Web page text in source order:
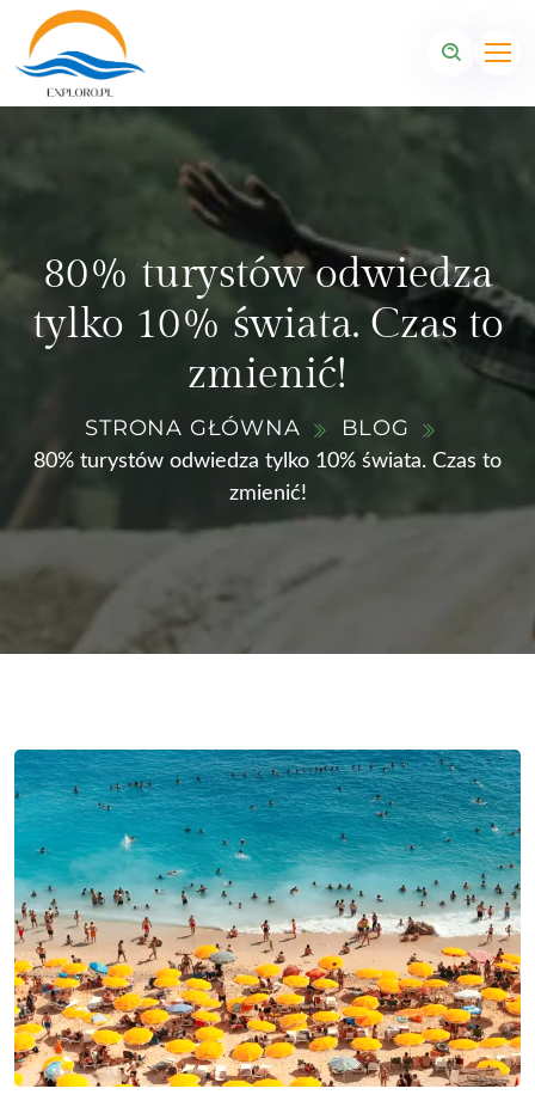
80% turystów odwiedza
tylko 10% świata. Czas to
zmienić!
STRONA GŁÓWNA BLOG
80% turystów odwiedza tylko 10% świata. Czas to
zmienić!